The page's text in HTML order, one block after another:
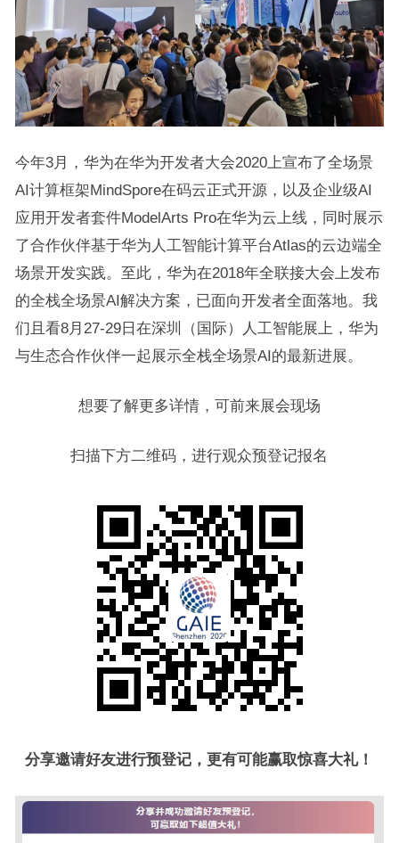
今年3月，华为在华为开发者大会2020上宣布了全场景
AI计算框架MindSpore在码云正式开源，以及企业级AI
应用开发者套件ModelArts Pro在华为云上线，同时展示
了合作伙伴基于华为人工智能计算平台Atlas的云边端全
场景开发实践。至此，华为在2018年全联接大会上发布
的全栈全场景AI解决方案，已面向开发者全面落地。我
们且看8月27-29日在深圳（国际）人工智能展上，华为
与生态合作伙伴一起展示全栈全场景AI的最新进展。
想要了解更多详情，可前来展会现场
扫描下方二维码，进行观众预登记报名
分享邀请好友进行预登记，更有可能赢取惊喜大礼！